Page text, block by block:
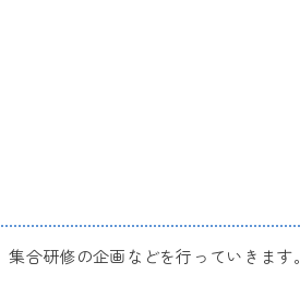
合研修の企画などを行っていきます。